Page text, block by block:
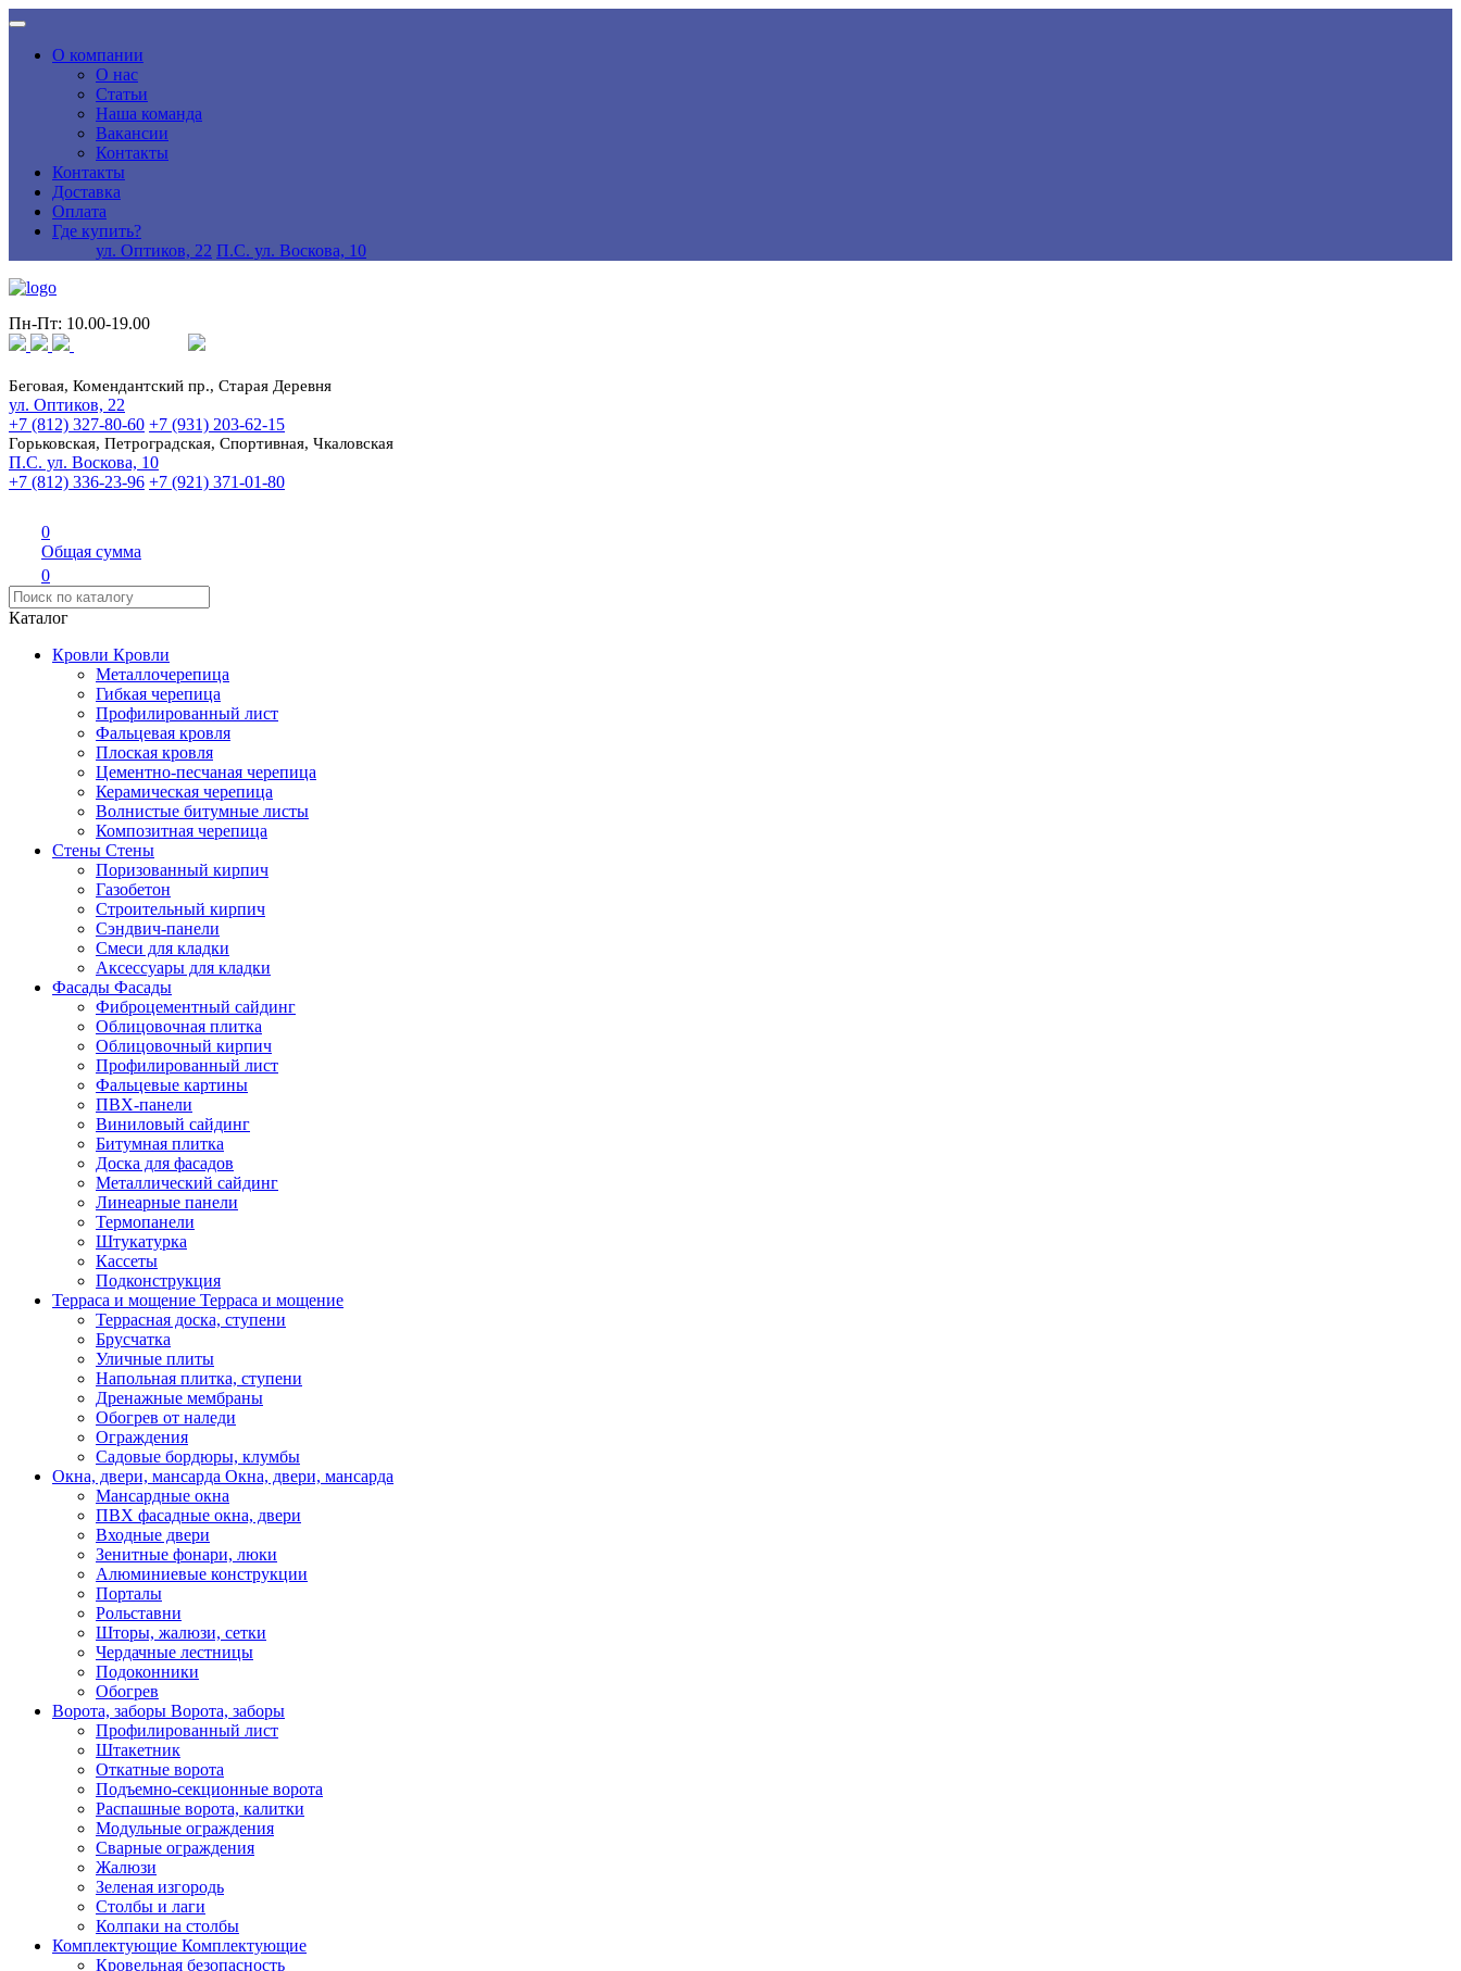
О компании
О нас
Статьи
Наша команда
Вакансии
Контакты
Контакты
Доставка
Оплата
Где купить?
ул. Оптиков, 22 П.С. ул. Воскова, 10
Пн-Пт: 10.00-19.00
Беговая, Комендантский пр., Старая Деревня
ул. Оптиков, 22
+7 (812) 327-80-60 +7 (931) 203-62-15
Горьковская, Петроградская, Спортивная, Чкаловская
П.С. ул. Воскова, 10
+7 (812) 336-23-96 +7 (921) 371-01-80
0
Общая сумма
0
Каталог
Кровли Кровли
Металлочерепица
Гибкая черепица
Профилированный лист
Фальцевая кровля
Плоская кровля
Цементно-песчаная черепица
Керамическая черепица
Волнистые битумные листы
Композитная черепица
Стены Стены
Поризованный кирпич
Газобетон
Строительный кирпич
Сэндвич-панели
Смеси для кладки
Аксессуары для кладки
Фасады Фасады
Фиброцементный сайдинг
Облицовочная плитка
Облицовочный кирпич
Профилированный лист
Фальцевые картины
ПВХ-панели
Виниловый сайдинг
Битумная плитка
Доска для фасадов
Металлический сайдинг
Линеарные панели
Термопанели
Штукатурка
Кассеты
Подконструкция
Терраса и мощение Терраса и мощение
Террасная доска, ступени
Брусчатка
Уличные плиты
Напольная плитка, ступени
Дренажные мембраны
Обогрев от наледи
Ограждения
Садовые бордюры, клумбы
Окна, двери, мансарда Окна, двери, мансарда
Мансардные окна
ПВХ фасадные окна, двери
Входные двери
Зенитные фонари, люки
Алюминиевые конструкции
Порталы
Рольставни
Шторы, жалюзи, сетки
Чердачные лестницы
Подоконники
Обогрев
Ворота, заборы Ворота, заборы
Профилированный лист
Штакетник
Откатные ворота
Подъемно-секционные ворота
Распашные ворота, калитки
Модульные ограждения
Сварные ограждения
Жалюзи
Зеленая изгородь
Столбы и лаги
Колпаки на столбы
Комплектующие Комплектующие
Кровельная безопасность